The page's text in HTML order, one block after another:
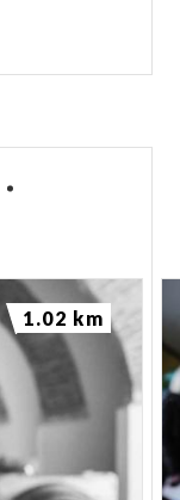
1.02 km